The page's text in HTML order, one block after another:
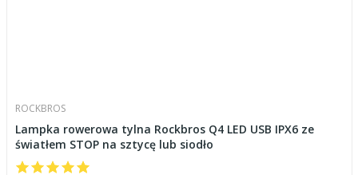
ROCKBROS
Lampka rowerowa tylna Rockbros Q4 LED USB IPX6 ze
światłem STOP na sztycę lub siodło